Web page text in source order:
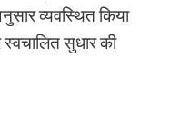
व्यवस्थित किया
सुधार की